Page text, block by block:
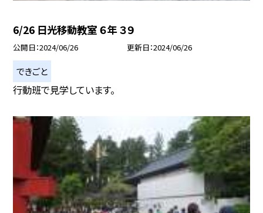
6/26 日光移動教室 ６年 ３９
公開日 2024/06/26 更新日 2024/06/26
できごと
行動班で見学しています。